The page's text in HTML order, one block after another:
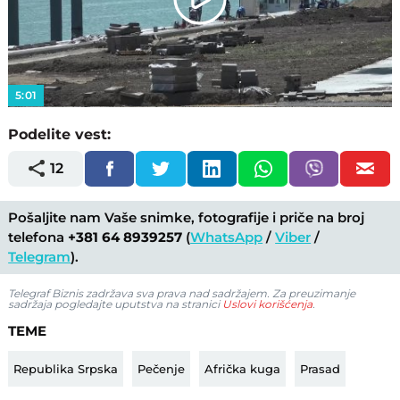
Play
Video
5:01
Podelite vest:
12
Pošaljite nam Vaše snimke, fotografije i priče na broj
telefona +381 64 8939257 (WhatsApp /Viber /
Telegram).
Telegraf Biznis zadržava sva prava nad sadržajem. Za preuzimanje
sadržaja pogledajte uputstva na stranici Uslovi korišćenja
TEME
Republika Srpska Pečenje Afrička kuga Prasad